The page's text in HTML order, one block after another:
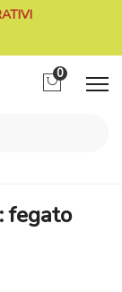
0
fegato